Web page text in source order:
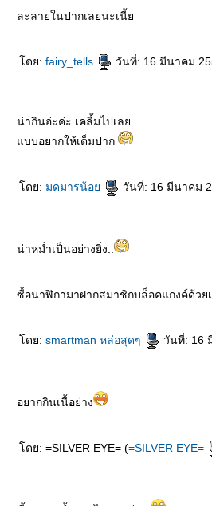
ละลายในปากเลยนะเนี้
ดย: fairy_tells วันที่: 16 มีนาคม
น่ากินอ่ะค่ะ เคลิ้มไปเล
บบอยากให้เต็มปาก
ดย: มดมารน้อ วันที่: 16 มีนาคม
น่าหม่ำเป็นอย่างยิ่ง..
ซื้อนาฬิกามาฝากสมาชิกบล็อคแกงค์ด้วย
ดย: smartman หล่อสุดๆ วันที่: 16
อยากกินเนื้อย่าง
ดย: =SILVER EYE= (=SILVER EYE=